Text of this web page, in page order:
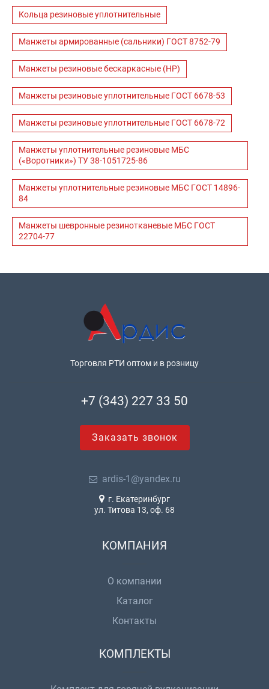
Кольца резиновые уплотнительные
Манжеты армированные (сальники) ГОСТ 8752-79
Манжеты резиновые бескаркасные (НР)
Манжеты резиновые уплотнительные ГОСТ 6678-53
Манжеты резиновые уплотнительные ГОСТ 6678-72
Манжеты уплотнительные резиновые МБС
(«Воротники») ТУ 38-1051725-86
Манжеты уплотнительные резиновые МБС ГОСТ 14896-
84
Манжеты шевронные резинотканевые МБС ГОСТ
22704-77
Торговля РТИ оптом и в розницу
+7 (343) 227 33 50
Заказать звонок
ardis-1@yandex.ru
г. Екатеринбург
ул. Титова 13, оф. 68
КОМПАНИЯ
О компании
Каталог
Контакты
КОМПЛЕКТЫ